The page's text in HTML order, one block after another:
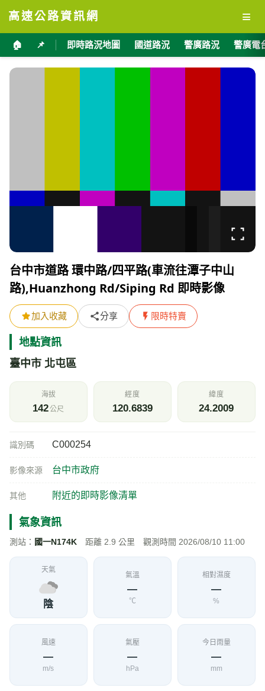
高速公路資訊網 ≡
🏠 📌 即時路況地圖 國道路況 警廣路況 警廣電
台中市道路 環中路/四平路(車流往潭子中山
路),Huanzhong Rd/Siping Rd 即時影像
加入收藏 分享 限時特賣
地點資訊
臺中市 北屯區
海拔
142公尺
經度
120.6839
緯度
24.2009
識別碼 C000254
影像來源 台中市政府
其他 附近的即時影像清單
氣象資訊
測站： 國一N174K 距離 2.9 公里 觀測時間 2026/08/10 11:00
天氣
陰
氣溫
—
℃
相對濕度
—
%
風速
—
m/s
氣壓
—
hPa
今日雨量
—
mm